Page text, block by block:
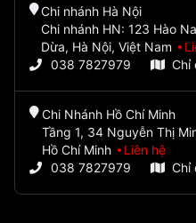
Chi nhánh Hà Nội
Chi nhánh HN: 123 Hào
Dừa, Hà Nội, Việt Nam
038 7827979
Chỉ
Chi Nhánh Hồ Chí Minh
Tầng 1, 34 Nguyễn Thị
Hồ Chí Minh
Liên hệ
038 7827979
Chỉ